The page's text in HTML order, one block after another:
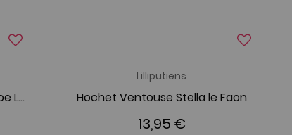
Peluche câline eco-friendly Joe Lilliputiens
Lilliputiens
Hochet Ventouse Stella le Faon
13,95 €